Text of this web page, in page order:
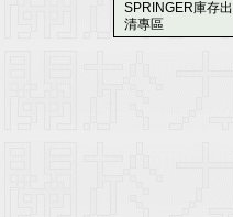
SPRINGER庫存出
清專區